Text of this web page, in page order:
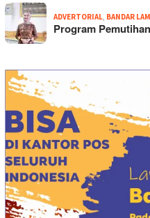
ADVERTORIAL BANDAR
Program